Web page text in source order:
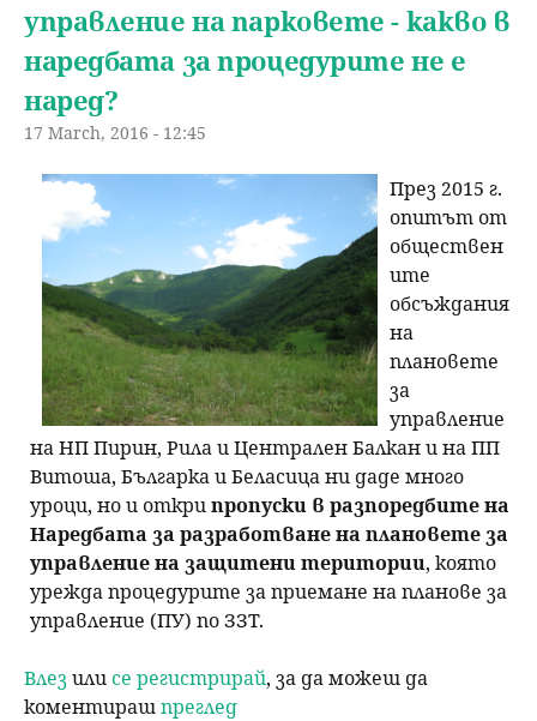
управление на парковете - какво в
наредбата за процедурите не е
наред?
17 March, 2016 - 12:45
През 2015 г.
опитът от
обществен
ите
обсъждания
на
плановете
за
управление
на НП Пирин, Рила и Централен Балкан и на ПП
Витоша, Българка и Беласица ни даде много
уроци, но и открипропуски в разпоредбите на
Наредбата за разработване на плановете за
управление на защитени територии, която
урежда процедурите за приемане на планове за
управление (ПУ) по ЗЗТ.
Влезили се регистрирай, за да можеш да
коментирашпреглед